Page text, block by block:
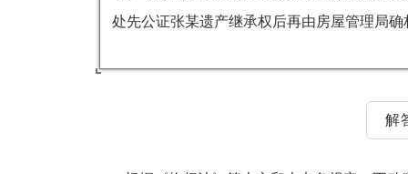
处先公证张某遗产继承权后再由房屋管理局
解